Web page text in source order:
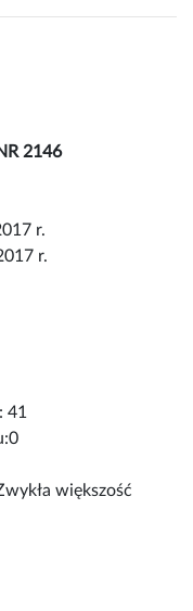
2146
r.
r.
41
większość